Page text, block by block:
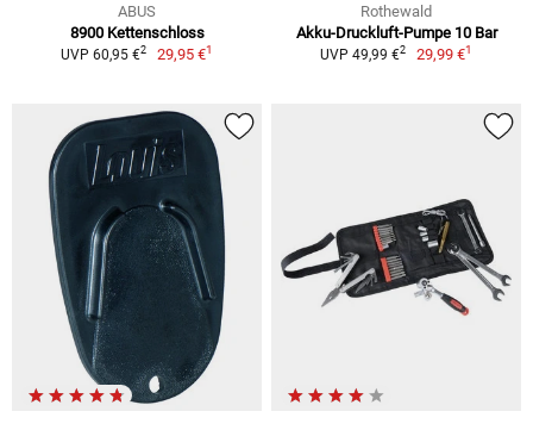
ABUS
8900 Kettenschloss
UVP 60,95 €2 29,95 €1
Rothewald
Akku-Druckluft-Pumpe 10 Bar
UVP 49,99 €2 29,99 €1